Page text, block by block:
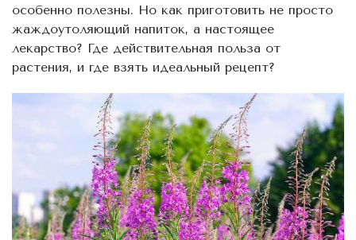
особенно полезны. Но как приготовить не просто
жаждоутоляющий напиток, а настоящее
лекарство? Где действительная польза от
растения, и где взять идеальный рецепт?